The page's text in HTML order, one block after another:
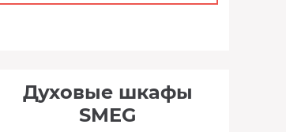
Духовые шкафы
SMEG